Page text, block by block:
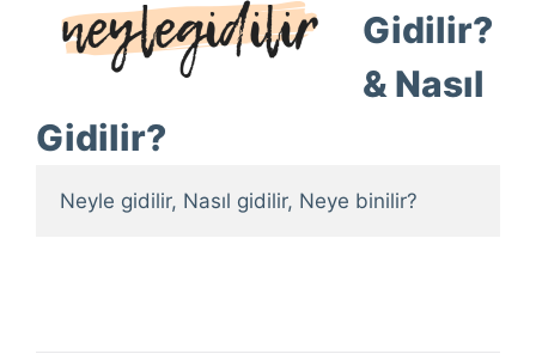
Gidilir?
& Nasıl
Gidilir?
Neyle gidilir, Nasıl gidilir, Neye binilir?